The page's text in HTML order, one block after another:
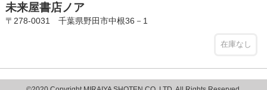
未来屋書店ノア
〒278-0031 千葉県野田市中根36－1
在庫なし